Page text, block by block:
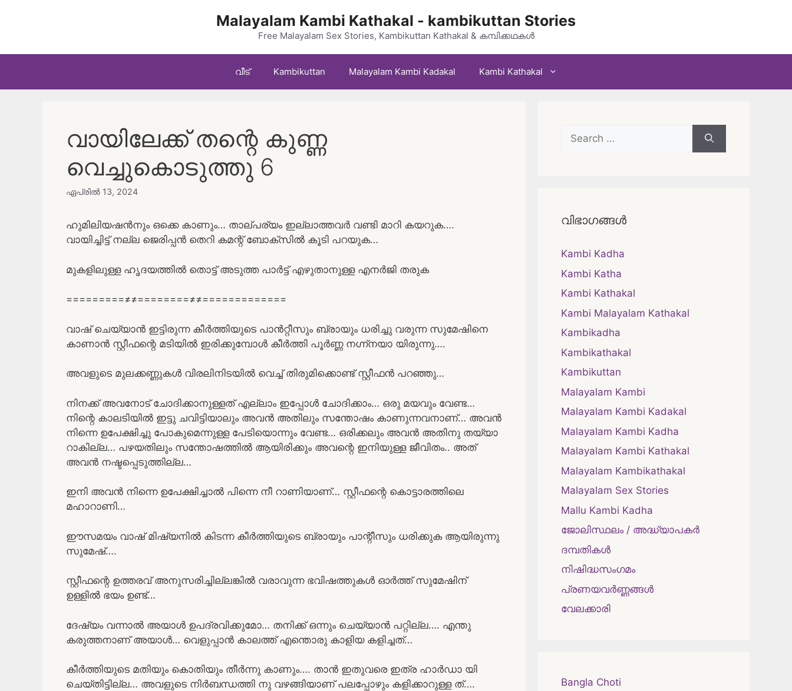
Malayalam Kambi Kathakal - kambikuttan Stories
Free Malayalam Sex Stories, Kambikuttan Kathakal & കമ്പിക്കഥകൾ
വീട് Kambikuttan Malayalam Kambi Kadakal Kambi Kathakal
വായിലേക്ക് തന്റെ കുണ്ണ
വെച്ചുകൊടുത്തു 6
ഏപ്രിൽ 13, 2024
ഹുമിലിയഷൻനും ഒക്കെ കാണും… താല്പര്യം ഇല്ലാത്തവർ വണ്ടി മാറി കയറുക….
വായിച്ചിട്ട് നല്ല ജെരിപ്പൻ തെറി കമന്റ് ബോക്സിൽ കൂടി പറയുക…
മുകളിലുള്ള ഹൃദയത്തിൽ തൊട്ട് അടുത്ത പാർട്ട് എഴുതാനുള്ള എനർജി തരുക
=========≠≠========≠≠=============
വാഷ് ചെയ്യാൻ ഇട്ടിരുന്ന കീർത്തിയുടെ പാൻറ്റീസും ബ്രായും ധരിച്ചു വരുന്ന സുമേഷിനെ
കാണാൻ സ്റ്റീഫന്റെ മടിയിൽ ഇരിക്കുമ്പോൾ കീർത്തി പൂർണ്ണ നഗ്ന്നയാ യിരുന്നു….
അവളുടെ മുലക്കണ്ണുകൾ വിരലിനിടയിൽ വെച്ച് തിരുമിക്കൊണ്ട് സ്റ്റീഫൻ പറഞ്ഞു…
നിനക്ക് അവനോട് ചോദിക്കാനുള്ളത് എല്ലാം ഇപ്പോൾ ചോദിക്കാം… ഒരു മയവും വേണ്ട…
നിന്റെ കാലടിയിൽ ഇട്ടു ചവിട്ടിയാലും അവൻ അതിലും സന്തോഷം കാണുന്നവനാണ്… അവൻ
നിന്നെ ഉപേക്ഷിച്ചു പോകുമെന്നുള്ള പേടിയൊന്നും വേണ്ട… ഒരിക്കലും അവൻ അതിനു തയ്യാ
റാകില്ല… പഴയതിലും സന്തോഷത്തിൽ ആയിരിക്കും അവന്റെ ഇനിയുള്ള ജീവിതം.. അത്
അവൻ നഷ്ടപ്പെടുത്തില്ല…
ഇനി അവൻ നിന്നെ ഉപേക്ഷിച്ചാൽ പിന്നെ നീ റാണിയാണ്… സ്റ്റീഫന്റെ കൊട്ടാരത്തിലെ
മഹാറാണി…
ഈസമയം വാഷ് മിഷ്യനിൽ കിടന്ന കീർത്തിയുടെ ബ്രായും പാന്റീസും ധരിക്കുക ആയിരുന്നു
സുമേഷ്….
സ്റ്റീഫന്റെ ഉത്തരവ് അനുസരിച്ചില്ലങ്കിൽ വരാവുന്ന ഭവിഷത്തുകൾ ഓർത്ത് സുമേഷിന്
ഉള്ളിൽ ഭയം ഉണ്ട്…
ദേഷ്യം വന്നാൽ അയാൾ ഉപദ്രവിക്കുമോ… തനിക്ക് ഒന്നും ചെയ്യാൻ പറ്റില്ല…. എന്തു
കരുത്തനാണ് അയാൾ… വെളുപ്പാൻ കാലത്ത് എന്തൊരു കാളിയ കളിച്ചത്…
കീർത്തിയുടെ മതിയും കൊതിയും തീർന്നു കാണും…. താൻ ഇതുവരെ ഇത്ര ഹാർഡാ യി
ചെയ്തിട്ടില്ല… അവളുടെ നിർബന്ധത്തി നു വഴങ്ങിയാണ് പലപ്പോഴും കളിക്കാറുള്ള ത്….
Search
for:
വിഭാഗങ്ങൾ
Kambi Kadha
Kambi Katha
Kambi Kathakal
Kambi Malayalam Kathakal
Kambikadha
Kambikathakal
Kambikuttan
Malayalam Kambi
Malayalam Kambi Kadakal
Malayalam Kambi Kadha
Malayalam Kambi Kathakal
Malayalam Kambikathakal
Malayalam Sex Stories
Mallu Kambi Kadha
ജോലിസ്ഥലം / അദ്ധ്യാപകർ
ദമ്പതികള്‍
നിഷിദ്ധസംഗമം
പ്രണയവർണ്ണങ്ങൾ
വേലക്കാരി
Bangla Choti